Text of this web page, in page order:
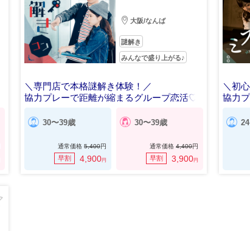
大阪/なんば
謎解き
みんなで盛り上がる♪
＼専門店で本格謎解き体験！／
協力プレーで距離が縮まるグループ恋活♡
30〜39歳
通常価格 5,400円
早割 4,900円
30〜39歳
通常価格4,400円
早割 3,900円
＼初
協力